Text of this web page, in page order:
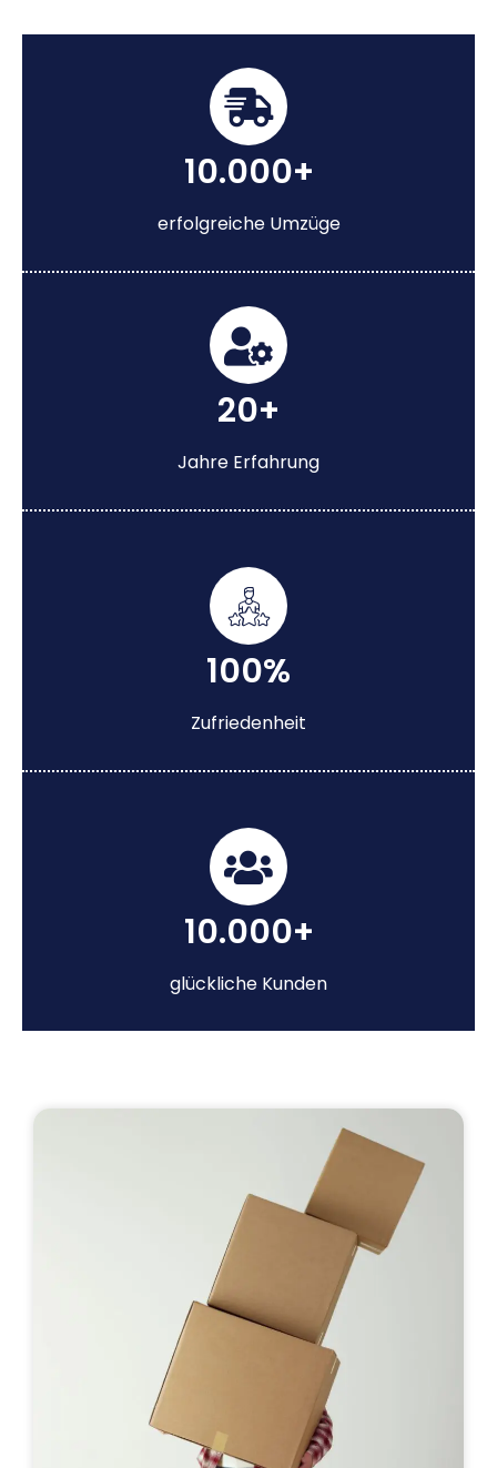
10.000+
erfolgreiche Umzüge
20+
Jahre Erfahrung
100%
Zufriedenheit
10.000+
glückliche Kunden